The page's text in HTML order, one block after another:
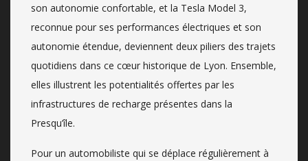
son autonomie confortable, et la Tesla Model 3,
reconnue pour ses performances électriques et son
autonomie étendue, deviennent deux piliers des trajets
quotidiens dans ce cœur historique de Lyon. Ensemble,
elles illustrent les potentialités offertes par les
infrastructures de recharge présentes dans la
Presqu’île.
Pour un automobiliste qui se déplace régulièrement à